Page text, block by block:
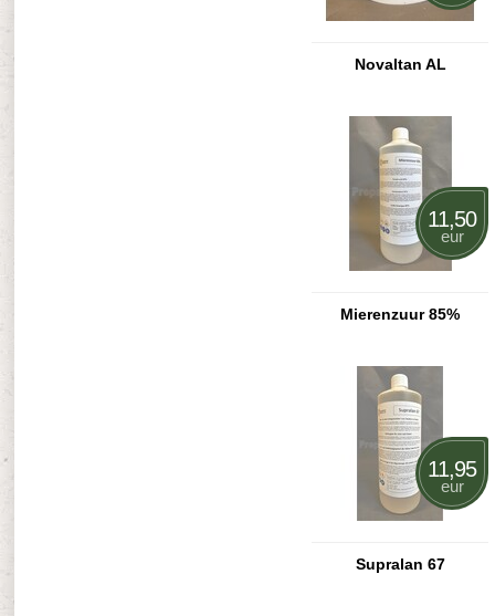
Novaltan AL
11,50
eur
Mierenzuur 85%
11,95
eur
Supralan 67